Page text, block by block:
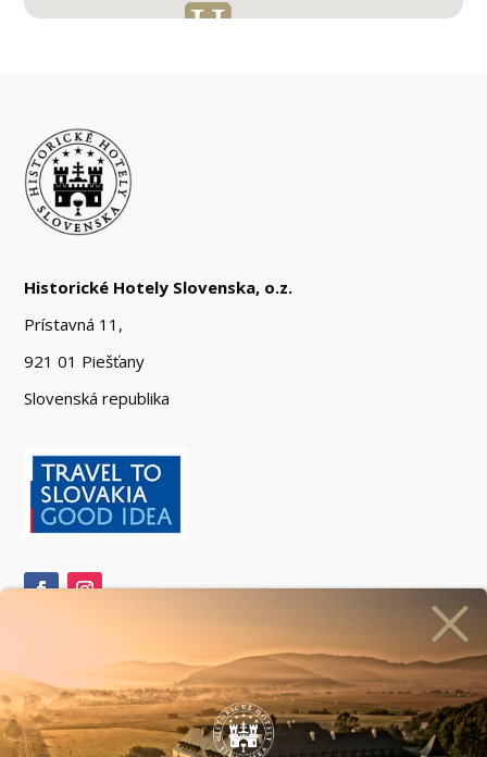
Historické Hotely Slovenska, o.z.
Prístavná 11,
921 01 Piešťany
Slovenská republika
Prihlásiť sa na odber newslettera